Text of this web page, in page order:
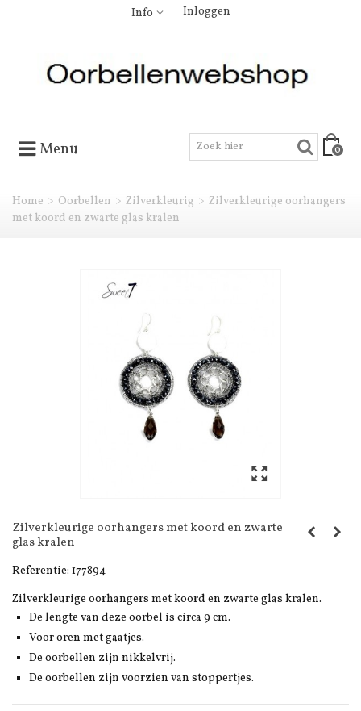
Info Inloggen
Menu 0
Home > Oorbellen > Zilverkleurig > Zilverkleurige oorhangers
met koord en zwarte glas kralen
Zilverkleurige oorhangers met koord en zwarte
glas kralen
Referentie: 177894
Zilverkleurige oorhangers met koord en zwarte glas kralen.
De lengte van deze oorbel is circa 9 cm.
Voor oren met gaatjes.
De oorbellen zijn nikkelvrij.
De oorbellen zijn voorzien van stoppertjes.